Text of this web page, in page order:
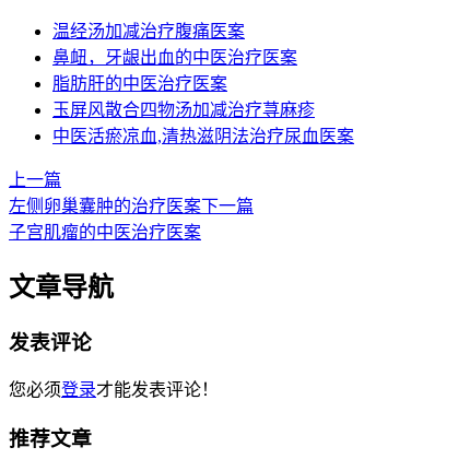
温经汤加减治疗腹痛医案
鼻衄，牙龈出血的中医治疗医案
脂肪肝的中医治疗医案
玉屏风散合四物汤加减治疗荨麻疹
中医活瘀凉血,清热滋阴法治疗尿血医案
上一篇
左侧卵巢囊肿的治疗医案下一篇
子宫肌瘤的中医治疗医案
文章导航
发表评论
您必须登录才能发表评论！
推荐文章